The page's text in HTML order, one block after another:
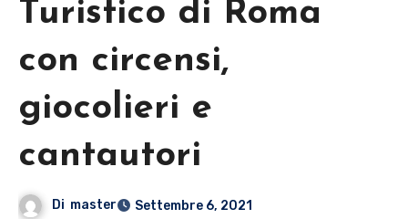
Turistico di Roma
con circensi,
giocolieri e
cantautori
Di master
Settembre 6, 2021